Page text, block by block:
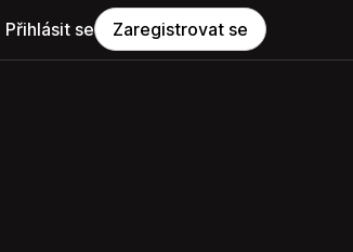
Přihlásit se Zaregistrovat se